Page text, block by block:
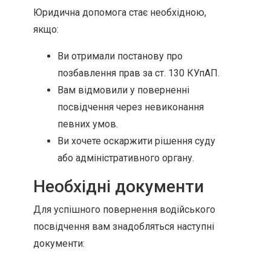
Юридична допомога стає необхідною,
якщо:
Ви отримали постанову про
позбавлення прав за ст. 130 КУпАП.
Вам відмовили у поверненні
посвідчення через невиконання
певних умов.
Ви хочете оскаржити рішення суду
або адміністративного органу.
Необхідні документи
Для успішного повернення водійського
посвідчення вам знадобляться наступні
документи: